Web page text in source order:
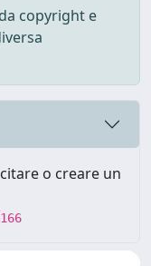
copyright e
o creare un